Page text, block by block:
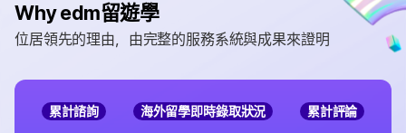
Why edm留遊學
位居領先的理由，由完整的服務系統與成果來證明
累計諮詢 海外留學即時錄取狀況 累計評論